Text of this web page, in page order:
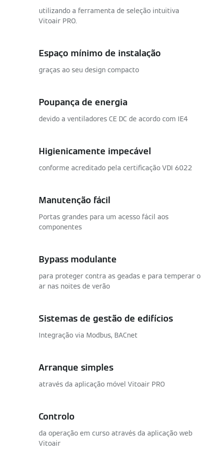
utilizando a ferramenta de seleção intuitiva
Vitoair PRO.
Espaço mínimo de instalação
graças ao seu design compacto
Poupança de energia
devido a ventiladores CE DC de acordo com IE4
Higienicamente impecável
conforme acreditado pela certificação VDI 6022
Manutenção fácil
Portas grandes para um acesso fácil aos
componentes
Bypass modulante
para proteger contra as geadas e para temperar o
ar nas noites de verão
Sistemas de gestão de edifícios
Integração via Modbus, BACnet
Arranque simples
através da aplicação móvel Vitoair PRO
Controlo
da operação em curso através da aplicação web
Vitoair